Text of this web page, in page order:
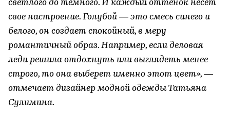
светлого до темного. И каждый оттенок несет
свое настроение. Голубой — это смесь синего и
белого, он создает спокойный, в меру
романтичный образ. Например, если деловая
леди решила отдохнуть или выглядеть менее
строго, то она выберет именно этот цвет», —
отмечает дизайнер модной одежды Татьяна
Сулимина.